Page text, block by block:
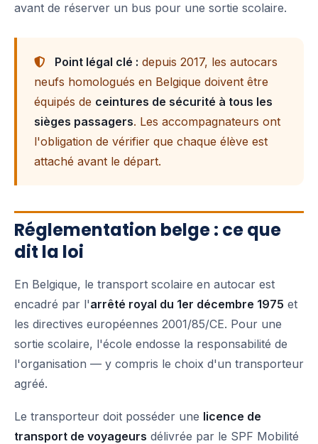
avant de réserver un bus pour une sortie scolaire.
Point légal clé : depuis 2017, les autocars
neufs homologués en Belgique doivent être
équipés de ceintures de sécurité à tous les
sièges passagers. Les accompagnateurs ont
l'obligation de vérifier que chaque élève est
attaché avant le départ.
Réglementation belge : ce que
dit la loi
En Belgique, le transport scolaire en autocar est
encadré par l'arrêté royal du 1er décembre 1975 et
les directives européennes 2001/85/CE. Pour une
sortie scolaire, l'école endosse la responsabilité de
l'organisation — y compris le choix d'un transporteur
agréé.
Le transporteur doit posséder une licence de
transport de voyageurs délivrée par le SPF Mobilité